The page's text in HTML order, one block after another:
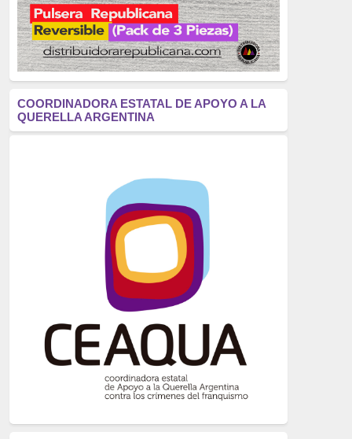
genocidio
(1234)
mujer
(1070)
Eventos
(914)
Crímenes del franquismo
(721)
(699)
(607)
neofranquismo
(567)
Justicia Universal
Derechos Humanos
(522)
Nacionalcatolicismo
(514)
COORDINADORA ESTATAL DE APOYO A LA
QUERELLA ARGENTINA